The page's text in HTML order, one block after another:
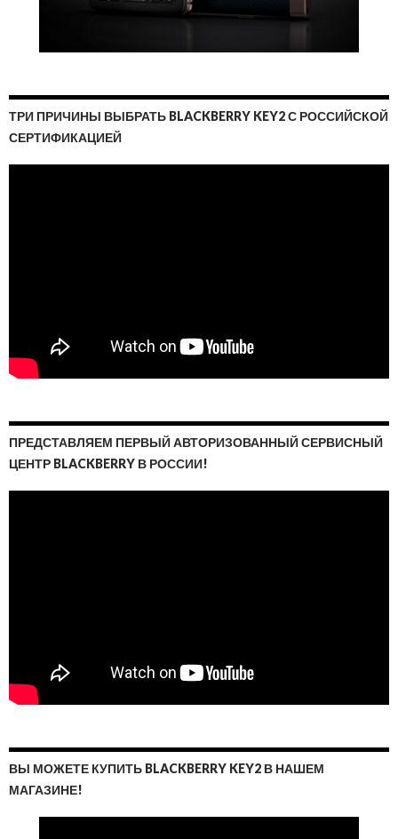
ТРИ ПРИЧИНЫ ВЫБРАТЬ BLACKBERRY KEY2 С РОССИЙСКОЙ
СЕРТИФИКАЦИЕЙ
ПРЕДСТАВЛЯЕМ ПЕРВЫЙ АВТОРИЗОВАННЫЙ СЕРВИСНЫЙ
ЦЕНТР BLACKBERRY В РОССИИ!
ВЫ МОЖЕТЕ КУПИТЬ BLACKBERRY KEY2 В НАШЕМ
МАГАЗИНЕ!